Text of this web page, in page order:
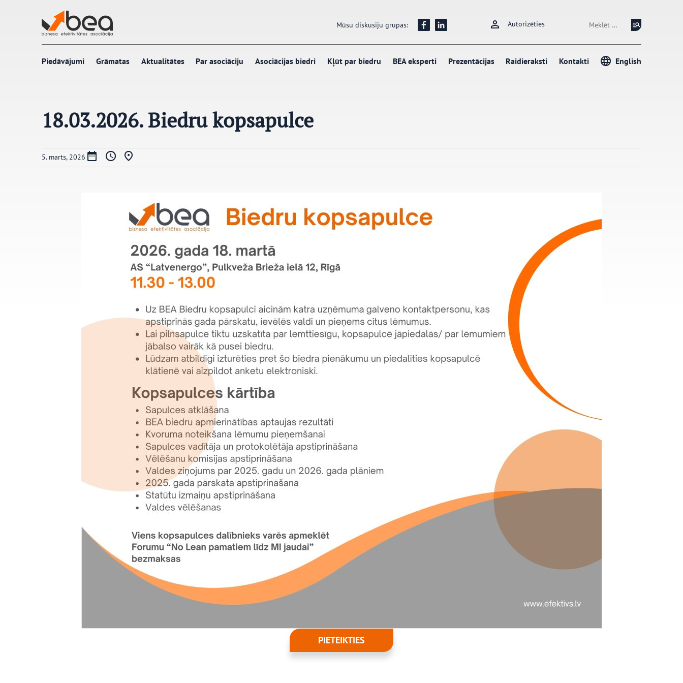
Mūsu diskusiju grupas: Autorizēties Meklēt:
Piedāvājumi Grāmatas Aktualitātes Par asociāciju Asociācijas biedri Kļūt par biedru BEA eksperti Prezentācijas Raidieraksti Kontakti English
18.03.2026. Biedru kopsapulce
5. marts, 2026
PIETEIKTIES